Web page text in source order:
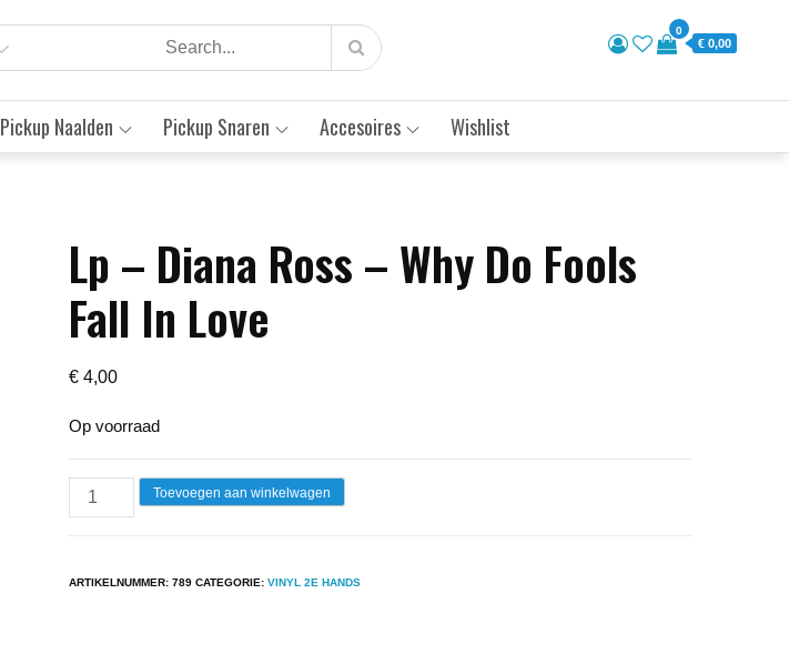
0
€ 0,00
Pickup Naalden Pickup Snaren Accesoires Wishlist
Lp – Diana Ross – Why Do Fools
Fall In Love
€ 4,00
Op voorraad
-
Ross
Toevoegen aan winkelwagen
ARTIKELNUMMER:789 CATEGORIE:VINYL 2E HANDS